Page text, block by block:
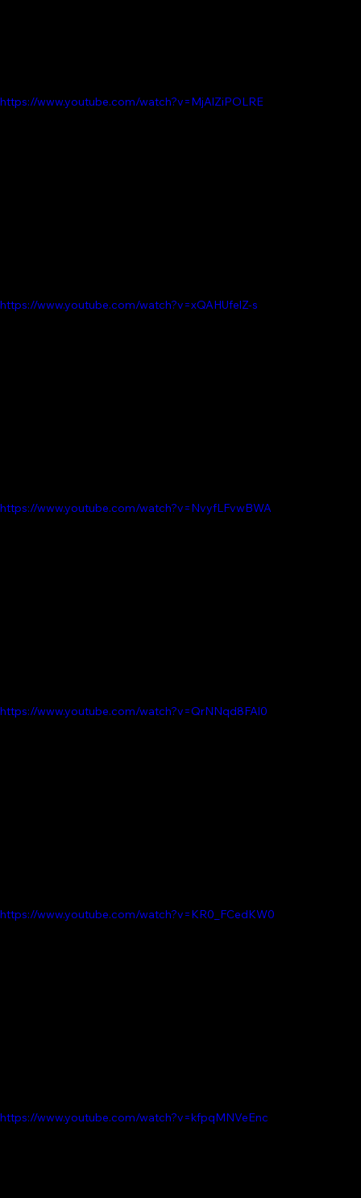
https://www.youtube.com/watch?v=MjAlZiPOLRE
https://www.youtube.com/watch?v=xQAHUfelZ-s
https://www.youtube.com/watch?v=NvyfLFvwBWA
https://www.youtube.com/watch?v=QrNNqd8FAl0
https://www.youtube.com/watch?v=KR0_FCedKW0
https://www.youtube.com/watch?v=kfpqMNVeEnc